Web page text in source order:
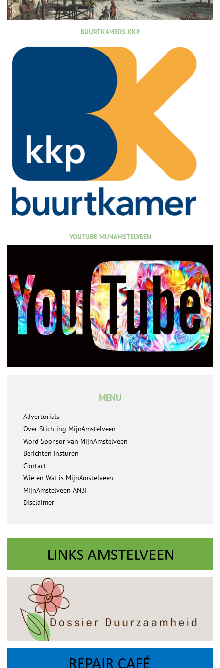
BUURTKAMERS KKP
YOUTUBE MIJNAMSTELVEEN
MENU
Advertorials
Over Stichting MijnAmstelveen
Word Sponsor van MijnAmstelveen
Berichten insturen
Contact
Wie en Wat is MijnAmstelveen
MijnAmstelveen ANBI
Disclaimer